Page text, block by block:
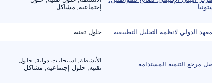
إجتماعيه, مشاكل
الدولي لانظمة التحليل التطبيقية حلول تقنيه
مرجع التنمية المستدامة
الأنشطة, استجابات دولية, حلول
تقنيه, حلول إجتماعيه, مشاكل